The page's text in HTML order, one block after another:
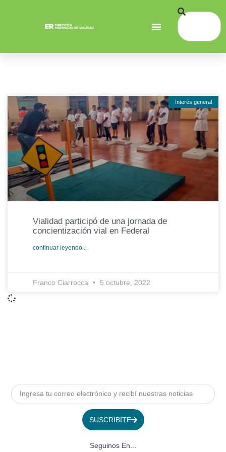
Interés general
Vialidad participó de una jornada de
concientización vial en Federal
continuar leyendo...
Franco Ciarrocca 5 octubre, 2022
SUSCRIBITE
Seguinos En...